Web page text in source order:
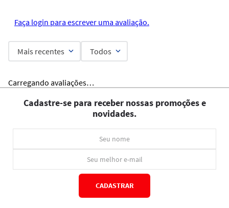
Faça login para escrever uma avaliação.
Mais recentes Todos
Carregando avaliações…
Cadastre-se para receber nossas promoções e
novidades.
CADASTRAR